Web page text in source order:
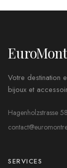
Votre destination
bijoux et
Hagenholzstrasse
SERVICES